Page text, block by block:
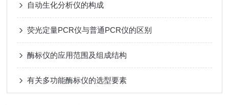
自动生化分析仪的构成
荧光定量PCR仪与普通PCR仪的区别
酶标仪的应用范围及组成结构
有关多功能酶标仪的选型要素